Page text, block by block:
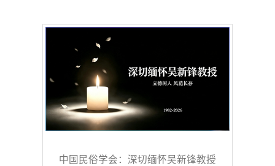
中国民俗学会：深切缅怀吴新锋教授